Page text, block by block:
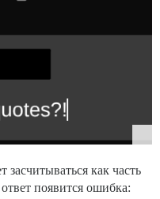
засчитываться как часть
появится ошибка: